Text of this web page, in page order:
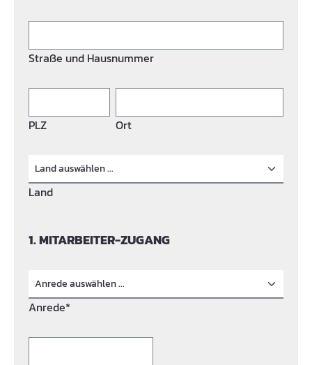
Straße und Hausnummer
PLZ Ort
Land
1. MITARBEITER-ZUGANG
Anrede*